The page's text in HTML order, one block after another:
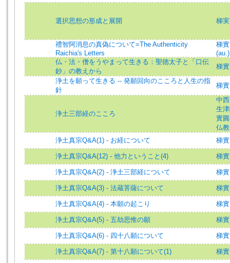
選択思想の形成と展開 梯
禮智阿消息の真偽について=The Authenticity
Raichia's Letters
梯
(au.)
仏・法・僧をうやまって生きる：聖徳太子と「口伝
鈔」の教えから
梯
浄土を願って生きる -- 発願回向のこころと人生の指
針
梯
浄土三部経のこころ
中
生
實
仏
浄土真宗Q&A(1) - お経について
梯
浄土真宗Q&A(12) - 他力ということ(4) 梯
浄土真宗Q&A(2) - 浄土三部経について 梯
浄土真宗Q&A(3) - 法蔵菩薩について 梯
浄土真宗Q&A(4) - 本願の起こり 梯
浄土真宗Q&A(5) - 五劫思惟の願 梯
浄土真宗Q&A(6) - 四十八願について 梯
浄土真宗Q&A(7) - 第十八願について(1) 梯